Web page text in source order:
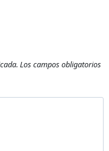
Los campos obligatorios